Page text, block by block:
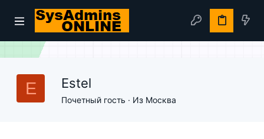
E Estel
Почетный гость · Из Москва